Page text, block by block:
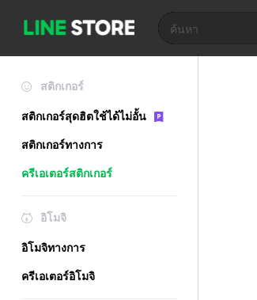
สติกเกอร์
สติกเกอร์สุดฮิตใช้ได้ไม่อั้น
สติกเกอร์ทางการ
ครีเอเตอร์สติกเกอร์
อิโมจิ
อิโมจิทางการ
ครีเอเตอร์อิโมจิ